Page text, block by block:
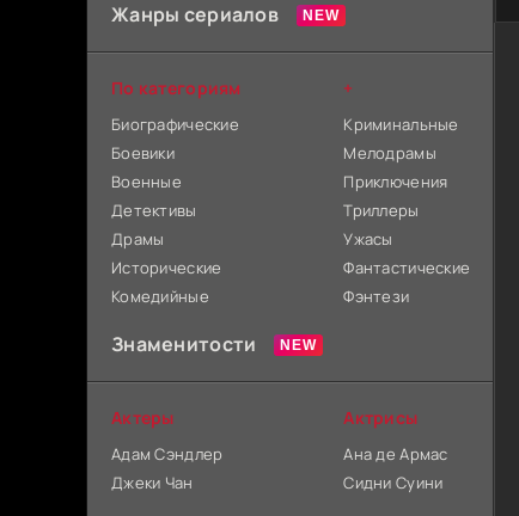
Жанры сериалов
По категориям
Биографические
Боевики
Военные
Детективы
Драмы
Исторические
Комедийные
+
Криминальные
Мелодрамы
Приключения
Триллеры
Ужасы
Фантастические
Фэнтези
Знаменитости
Актеры
Адам Сэндлер
Джеки Чан
Актрисы
Ана де Армас
Сидни Суини